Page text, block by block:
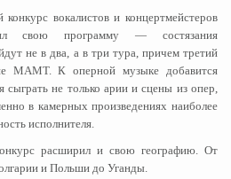
вокалистов и концертмейстеров
свою программу — состязания
не в два, а в три тура, причем третий
МАМТ. К оперной музыке добавится
сыграть не только арии и сцены из опер,
в камерных произведениях наиболее
исполнителя.
расширил и свою географию. От
и Польши до Уганды.